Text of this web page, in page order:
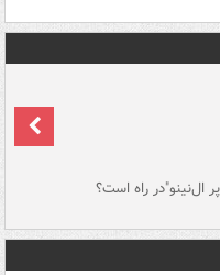
ال‌نینو"در راه است؟